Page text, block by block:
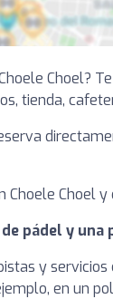
Choel?
tienda,
Choel
pádel y una
y
en un